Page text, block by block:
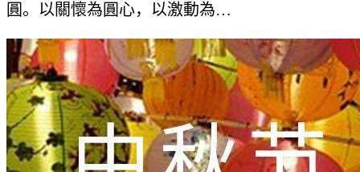
圓。以關懷為圓心，以激動為…